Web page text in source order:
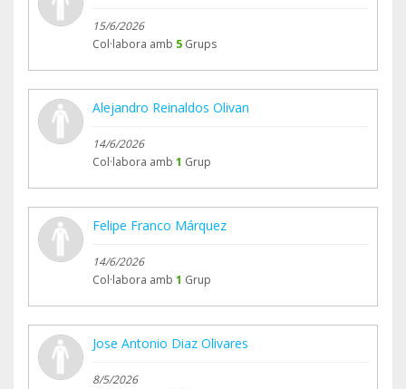
15/6/2026
Col·labora amb 5 Grups
Alejandro Reinaldos Olivan
14/6/2026
Col·labora amb 1 Grup
Felipe Franco Márquez
14/6/2026
Col·labora amb 1 Grup
Jose Antonio Diaz Olivares
8/5/2026